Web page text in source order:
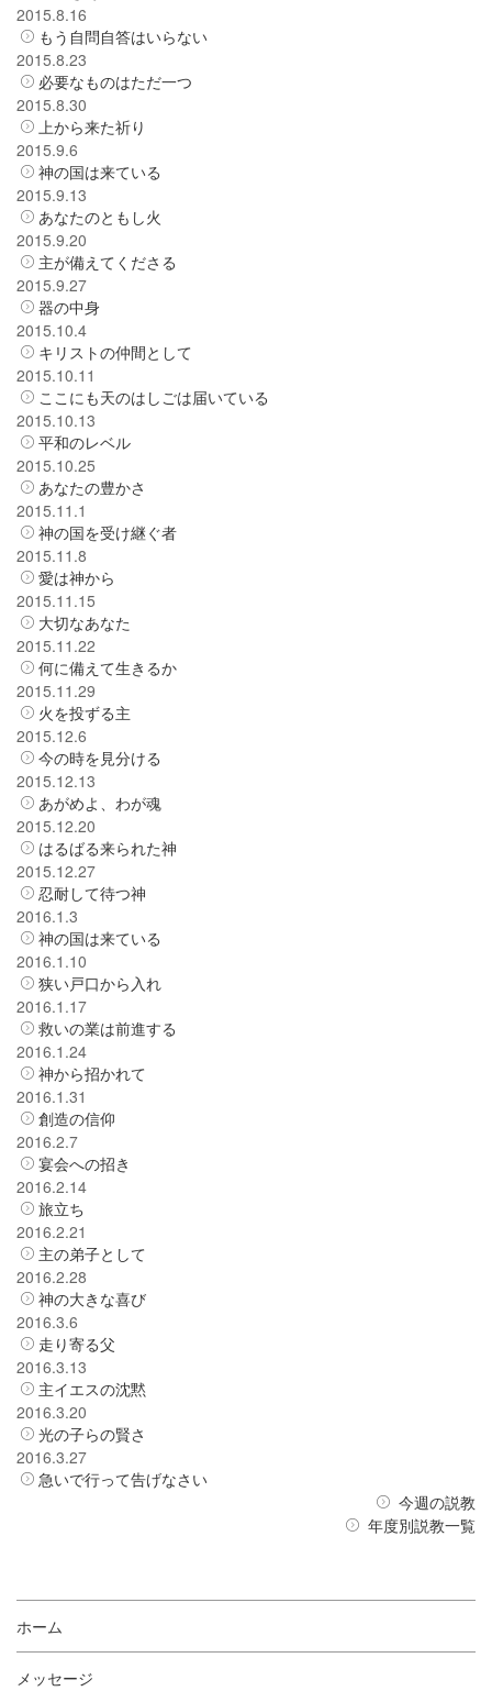
2015.8.16
もう自問自答はいらない
2015.8.23
必要なものはただ一つ
2015.8.30
上から来た祈り
2015.9.6
神の国は来ている
2015.9.13
あなたのともし火
2015.9.20
主が備えてくださる
2015.9.27
器の中身
2015.10.4
キリストの仲間として
2015.10.11
ここにも天のはしごは届いている
2015.10.13
平和のレベル
2015.10.25
あなたの豊かさ
2015.11.1
神の国を受け継ぐ者
2015.11.8
愛は神から
2015.11.15
大切なあなた
2015.11.22
何に備えて生きるか
2015.11.29
火を投ずる主
2015.12.6
今の時を見分ける
2015.12.13
あがめよ、わが魂
2015.12.20
はるばる来られた神
2015.12.27
忍耐して待つ神
2016.1.3
神の国は来ている
2016.1.10
狭い戸口から入れ
2016.1.17
救いの業は前進する
2016.1.24
神から招かれて
2016.1.31
創造の信仰
2016.2.7
宴会への招き
2016.2.14
旅立ち
2016.2.21
主の弟子として
2016.2.28
神の大きな喜び
2016.3.6
走り寄る父
2016.3.13
主イエスの沈黙
2016.3.20
光の子らの賢さ
2016.3.27
急いで行って告げなさい
今週の説教
年度別説教一覧
ホーム
メッセージ